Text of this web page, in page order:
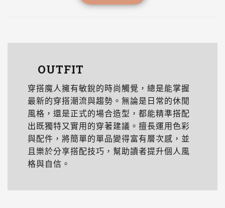
OUTFIT
穿搭魔人擁有敏銳的時尚觸覺，總是能掌握
最新的穿搭潮流與趨勢。無論是日常的休閒
風格，還是正式的場合造型，都能精準搭配
出既獨特又實用的穿著建議。擅長運用色彩
與配件，將簡單的單品變得富有層次感，並
且樂於分享搭配技巧，幫助讀者提升個人風
格與自信。